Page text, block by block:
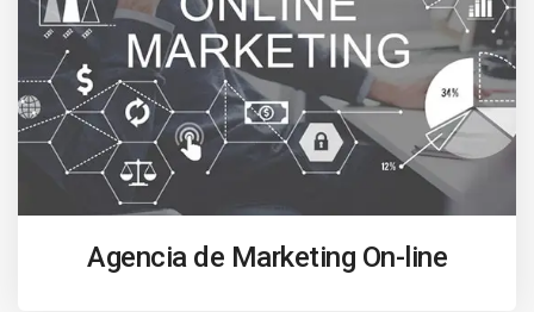
Agencia de Marketing On-line